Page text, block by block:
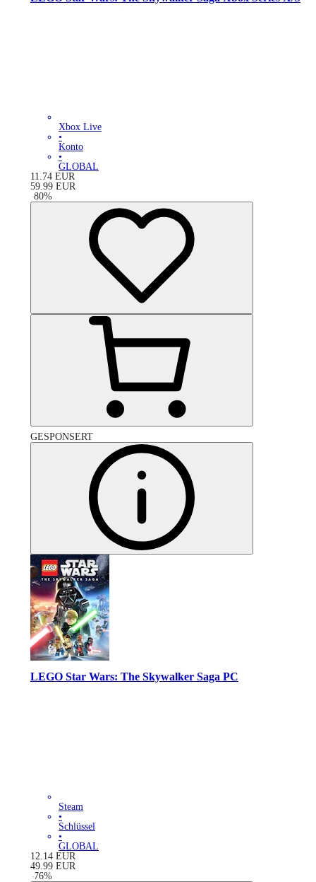
Xbox Live
•
Konto
•
GLOBAL
11.74 EUR
59.99 EUR
-80%
GESPONSERT
LEGO Star Wars: The Skywalker Saga PC
Steam
•
Schlüssel
•
GLOBAL
12.14 EUR
49.99 EUR
-76%